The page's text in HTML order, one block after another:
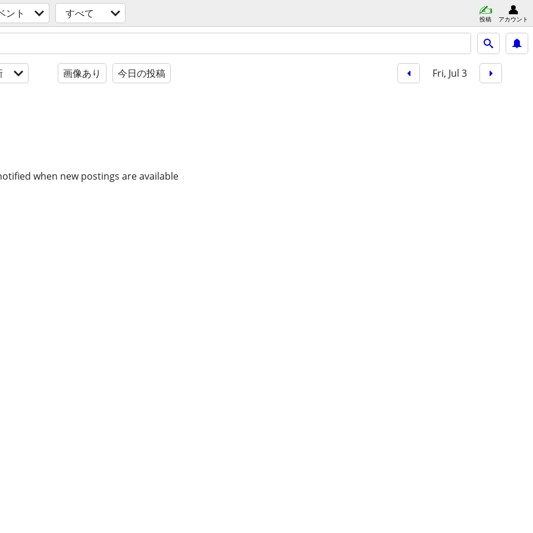
ント すべて 投稿 アカウント
画像あり 今日の投稿 Fri, Jul 3
when new postings are available